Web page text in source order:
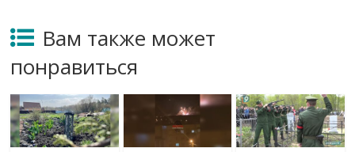
Вам также может
понравиться